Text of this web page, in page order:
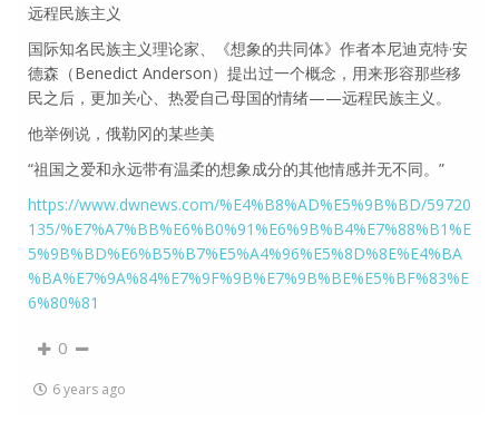
远程民族主义
国际知名民族主义理论家、《想象的共同体》作者本尼迪克特·安
德森（Benedict Anderson）提出过一个概念，用来形容那些移
民之后，更加关心、热爱自己母国的情绪——远程民族主义。
他举例说，俄勒冈的某些美
“祖国之爱和永远带有温柔的想象成分的其他情感并无不同。”
https://www.dwnews.com/%E4%B8%AD%E5%9B%BD/59720
135/%E7%A7%BB%E6%B0%91%E6%9B%B4%E7%88%B1%E
5%9B%BD%E6%B5%B7%E5%A4%96%E5%8D%8E%E4%BA
%BA%E7%9A%84%E7%9F%9B%E7%9B%BE%E5%BF%83%E
6%80%81
0
6 years ago